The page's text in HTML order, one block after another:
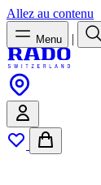
Allez au contenu
Menu |